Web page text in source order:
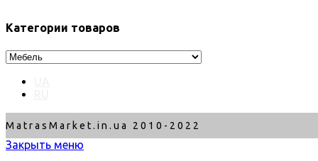
Категории товаров
MatrasMarket.in.ua 2010-2022
Закрыть меню